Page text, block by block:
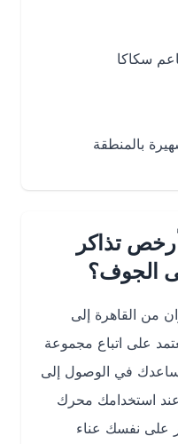
تذاكر
إلى
اتباع مجموعة
في الوصول إلى
محرك
نفسك عناء